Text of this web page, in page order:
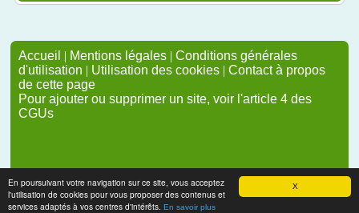
X
En poursuivant votre navigation sur ce site, vous acceptez
l'utilisation de cookies pour vous proposer des contenus et
services adaptés à vos centres d'intérêts. En savoir plus
Accueil | Mentions légales | Conditions générales
d'utilisation | Utilisation des cookies | Contact à propos
de cette page
Pour ajouter ou supprimer un site, voir l'article 4 des
CGUs